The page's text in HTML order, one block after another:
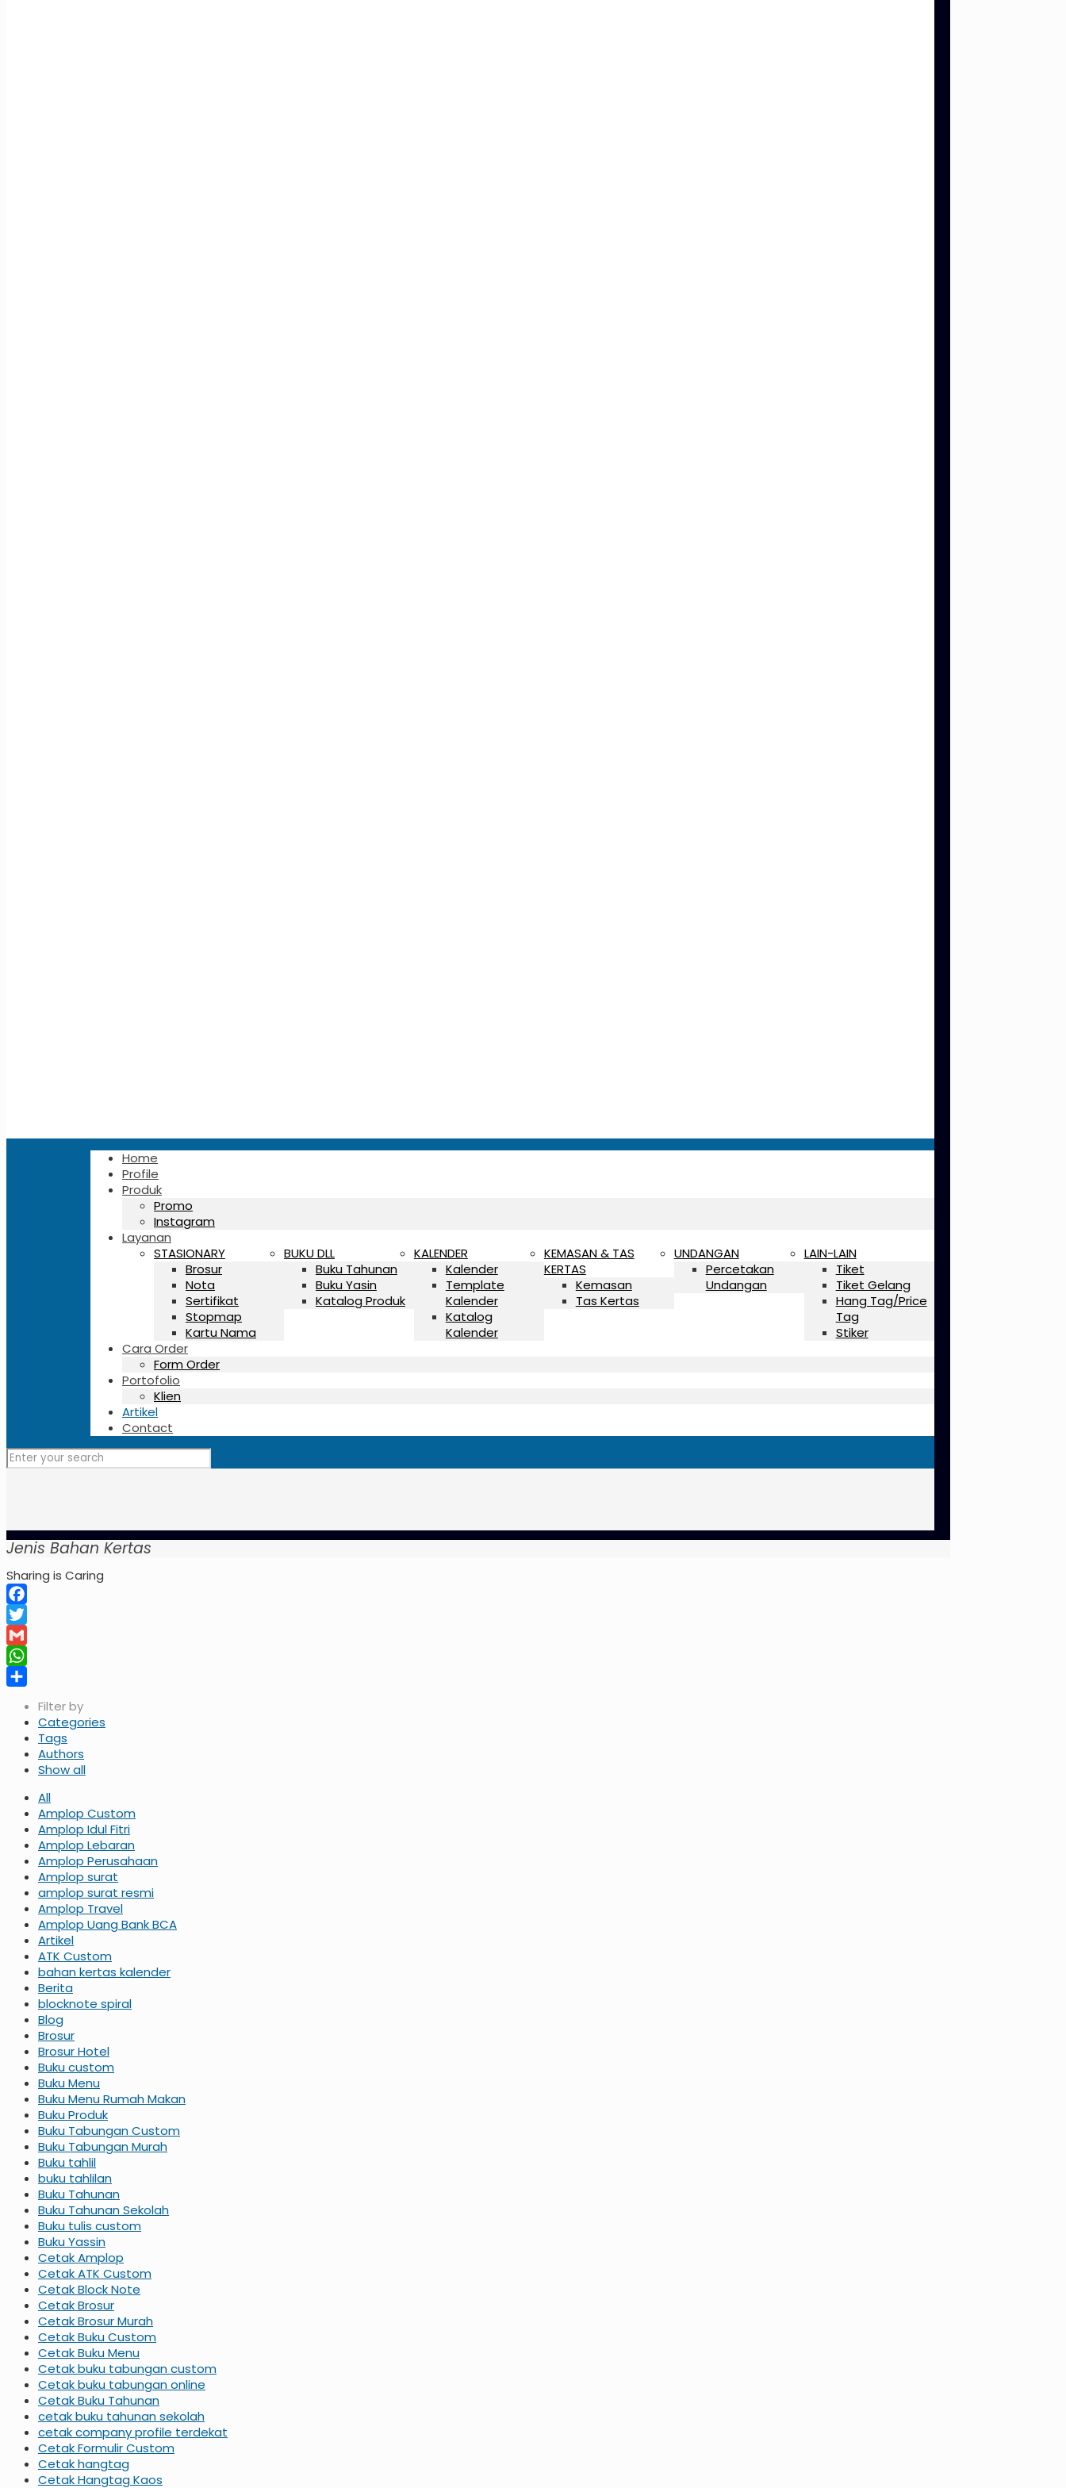
Home
Profile
Produk
Promo
Instagram
Layanan
STASIONARY
Brosur
Nota
Sertifikat
Stopmap
Kartu Nama
BUKU DLL
Buku Tahunan
Buku Yasin
Katalog Produk
KALENDER
Kalender
Template
Kalender
Katalog
Kalender
KEMASAN & TAS
KERTAS
Kemasan
Tas Kertas
UNDANGAN
Percetakan
Undangan
LAIN-LAIN
Tiket
Tiket Gelang
Hang Tag/Price
Tag
Stiker
Cara Order
Form Order
Portofolio
Klien
Artikel
Contact
Jenis Bahan Kertas
Sharing is Caring
Facebook
Twitter
Gmail
WhatsApp
Filter by
Categories
Tags
Authors
Show all
All
Amplop Custom
Amplop Idul Fitri
Amplop Lebaran
Amplop Perusahaan
Amplop surat
amplop surat resmi
Amplop Travel
Amplop Uang Bank BCA
Artikel
ATK Custom
bahan kertas kalender
Berita
blocknote spiral
Blog
Brosur
Brosur Hotel
Buku custom
Buku Menu
Buku Menu Rumah Makan
Buku Produk
Buku Tabungan Custom
Buku Tabungan Murah
Buku tahlil
buku tahlilan
Buku Tahunan
Buku Tahunan Sekolah
Buku tulis custom
Buku Yassin
Cetak Amplop
Cetak ATK Custom
Cetak Block Note
Cetak Brosur
Cetak Brosur Murah
Cetak Buku Custom
Cetak Buku Menu
Cetak buku tabungan custom
Cetak buku tabungan online
Cetak Buku Tahunan
cetak buku tahunan sekolah
cetak company profile terdekat
Cetak Formulir Custom
Cetak hangtag
Cetak Hangtag Kaos